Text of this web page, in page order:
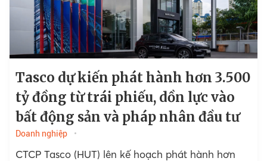
Tasco dự kiến phát hành hơn 3.500
tỷ đồng từ trái phiếu, dồn lực vào
bất động sản và pháp nhân đầu tư
Doanh nghiệp
CTCP Tasco (HUT) lên kế hoạch phát hành hơn